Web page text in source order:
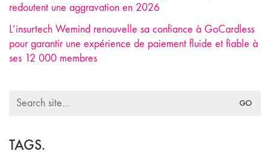
redoutent une aggravation en 2026
L’insurtech Wemind renouvelle sa confiance à GoCardless
pour garantir une expérience de paiement fluide et fiable à
ses 12 000 membres
Search
TAGS.